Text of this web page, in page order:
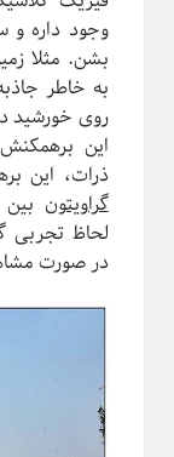
وجود داره
بشن. مثلا
به خاطر
روی خورشید
این
ذرات، این
گراویتون
لحاظ تجربی
در صورت